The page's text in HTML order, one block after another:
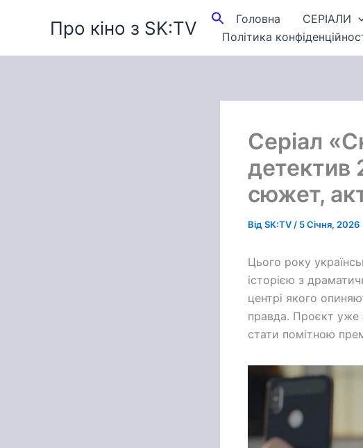
Про кіно з SK:TV Головна СЕРІАЛИ
Політика
Серіал
детектив
сюжет,
Від SK:TV / 5 Січня, 2026
Цього року
історією з
центрі якого
правда. Проєкт уже
стати помітною